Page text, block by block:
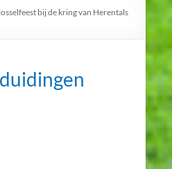
bij de kring van Herentals